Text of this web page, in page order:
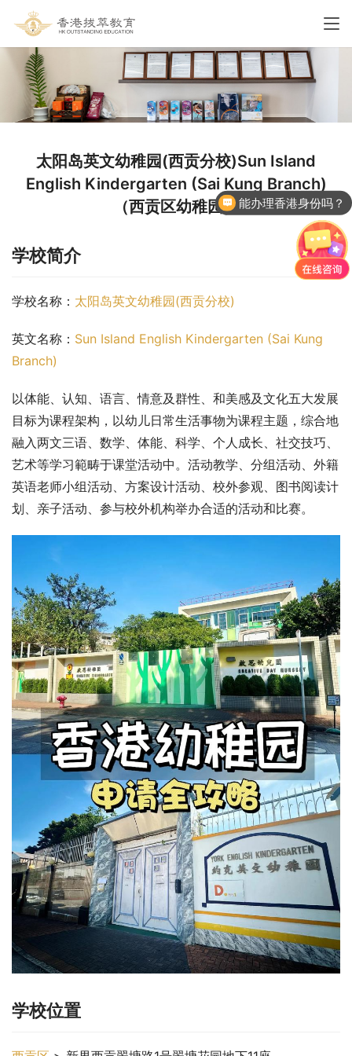
太阳岛英文幼稚园(西贡分校)Sun Island
English Kindergarten (Sai Kung Branch)
（西贡区幼稚园）
学校简介
学校名称： 太阳岛英文幼稚园(西贡分校)
英文名称： Sun Island English Kindergarten (Sai Kung
Branch)
以体能、认知、语言、情意及群性、和美感及文化五大发展
目标为课程架构，以幼儿日常生活事物为课程主题，综合地
融入两文三语、数学、体能、科学、个人成长、社交技巧、
艺术等学习範畴于课堂活动中。活动教学、分组活动、外籍
英语老师小组活动、方案设计活动、校外参观、图书阅读计
划、亲子活动、参与校外机构举办合适的活动和比赛。
学校位置
能办理香港身份吗？
香港国际学校申请